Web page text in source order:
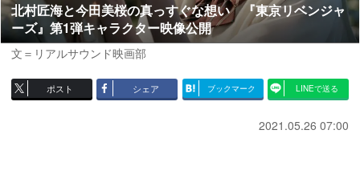
北村匠海と今田美桜の真っすぐな想い 『東京リベンジャ
ーズ』第1弾キャラクター映像公開
文＝リアルサウンド映画部
ポスト シェア ブックマーク LINEで送る
2021.05.26 07:00